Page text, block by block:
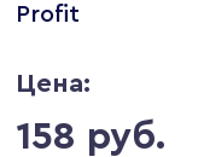
Profit
Цена:
158 руб.